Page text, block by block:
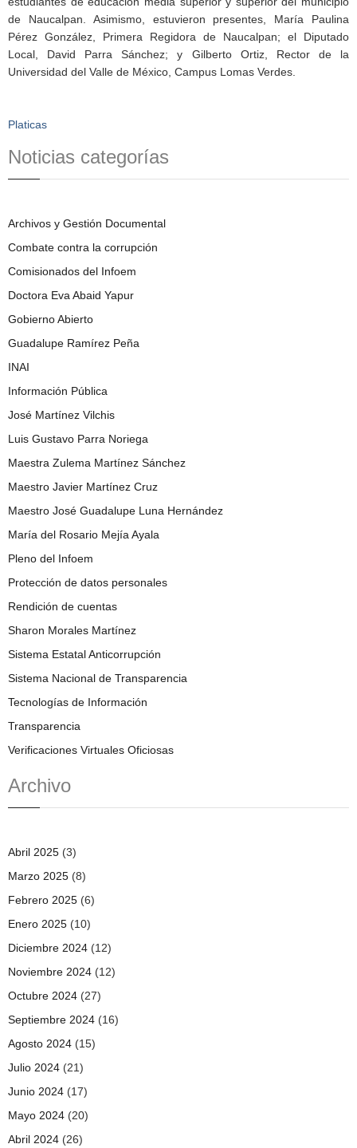
de Naucalpan. Asimismo, estuvieron presentes, María Paulina
Pérez González, Primera Regidora de Naucalpan; el Diputado
Local, David Parra Sánchez; y Gilberto Ortiz, Rector de la
Universidad del Valle de México, Campus Lomas Verdes.
Platicas
Noticias categorías
Archivos y Gestión Documental
Combate contra la corrupción
Comisionados del Infoem
Doctora Eva Abaid Yapur
Gobierno Abierto
Guadalupe Ramírez Peña
INAI
Información Pública
José Martínez Vilchis
Luis Gustavo Parra Noriega
Maestra Zulema Martínez Sánchez
Maestro Javier Martínez Cruz
Maestro José Guadalupe Luna Hernández
María del Rosario Mejía Ayala
Pleno del Infoem
Protección de datos personales
Rendición de cuentas
Sharon Morales Martínez
Sistema Estatal Anticorrupción
Sistema Nacional de Transparencia
Tecnologías de Información
Transparencia
Verificaciones Virtuales Oficiosas
Archivo
Abril 2025 (3)
Marzo 2025 (8)
Febrero 2025 (6)
Enero 2025 (10)
Diciembre 2024 (12)
Noviembre 2024 (12)
Octubre 2024 (27)
Septiembre 2024 (16)
Agosto 2024 (15)
Julio 2024 (21)
Junio 2024 (17)
Mayo 2024 (20)
Abril 2024 (26)